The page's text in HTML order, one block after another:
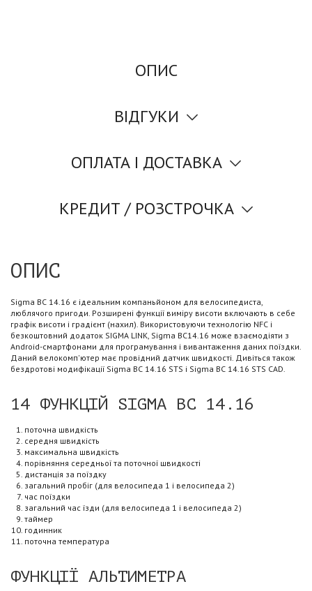
ОПИС
ВІДГУКИ
ОПЛАТА І ДОСТАВКА
КРЕДИТ / РОЗСТРОЧКА
ОПИС
Sigma BC 14.16 є ідеальним компаньйоном для велосипедиста,
люблячого пригоди. Розширені функції виміру висоти включають в себе
графік висоти і градієнт (нахил). Використовуючи технологію NFC і
безкоштовний додаток SIGMA LINK, Sigma BC14.16 може взаємодіяти з
Android-смартфонами для програмування і вивантаження даних поїздки.
Даний велокомп'ютер має провідний датчик швидкості. Дивіться також
бездротові модифікації Sigma BC 14.16 STS і Sigma BC 14.16 STS CAD.
14 ФУНКЦІЙ SIGMA BC 14.16
поточна швидкість
середня швидкість
максимальна швидкість
порівняння середньої та поточної швидкості
дистанція за поїздку
загальний пробіг (для велосипеда 1 і велосипеда 2)
час поїздки
загальний час їзди (для велосипеда 1 і велосипеда 2)
таймер
годинник
поточна температура
ФУНКЦІЇ АЛЬТИМЕТРА